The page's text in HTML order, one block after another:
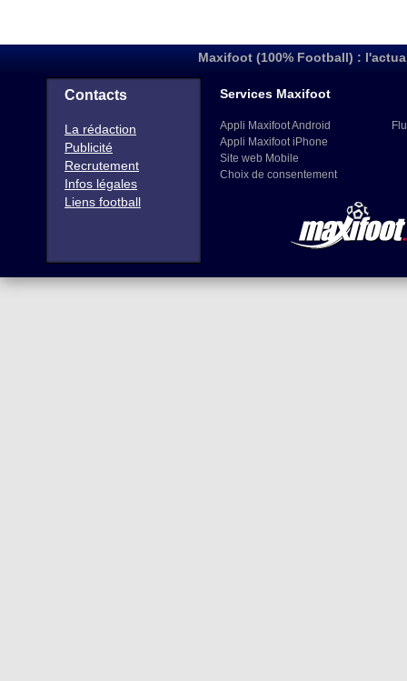
Maxifoot (100% Football) :
Contacts
La rédaction
Publicité
Recrutement
Infos légales
Liens football
Services Maxifoot
Appli Maxifoot Android
Appli Maxifoot iPhone
Site web Mobile
Choix de consentement